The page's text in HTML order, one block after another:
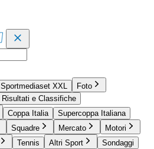
Sportmediaset XXL
Foto
Risultati e Classifiche
Coppa Italia
Supercoppa Italiana
Squadre Mercato
Motori
Tennis Altri Sport
Sondaggi